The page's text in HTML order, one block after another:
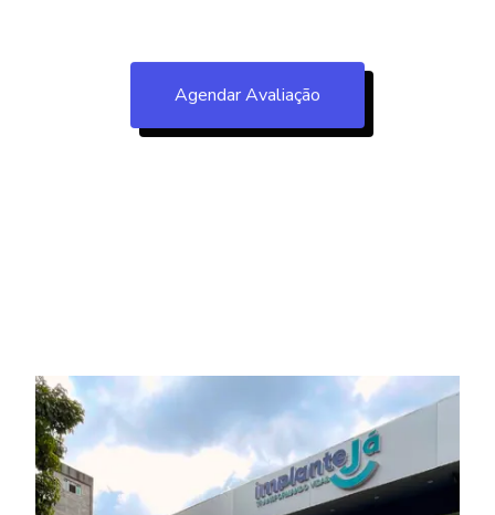
Agendar Avaliação